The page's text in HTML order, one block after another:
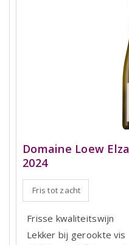
Domaine Loew
2024
Fris tot zacht
Frisse kwaliteitswijn
Lekker bij gerookte vis